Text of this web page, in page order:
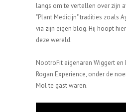
langs om te vertellen over zijn
"Plant Medicijn" tradities zoals
via zijn eigen blog. Hij hoopt
deze wereld.
NootroFit eigenaren Wiggert
Rogan Experience, onder de
Mol te gast waren.